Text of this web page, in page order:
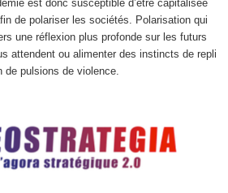
est donc susceptible d’être capitalisée
de polariser les sociétés. Polarisation qui
une réflexion plus profonde sur les futurs
attendent ou alimenter des instincts de repli
de pulsions de violence.